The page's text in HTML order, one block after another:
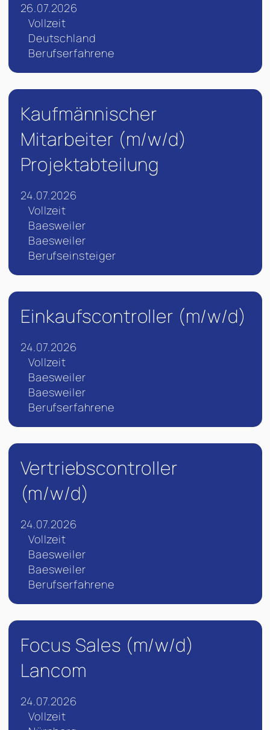
26.07.2026
Vollzeit
Deutschland
Berufserfahrene
Kaufmännischer
Mitarbeiter (m/w/d)
Projektabteilung
24.07.2026
Vollzeit
Baesweiler
Baesweiler
Berufseinsteiger
Einkaufscontroller (m/w/d)
24.07.2026
Vollzeit
Baesweiler
Baesweiler
Berufserfahrene
Vertriebscontroller
(m/w/d)
24.07.2026
Vollzeit
Baesweiler
Baesweiler
Berufserfahrene
Focus Sales (m/w/d)
Lancom
24.07.2026
Vollzeit